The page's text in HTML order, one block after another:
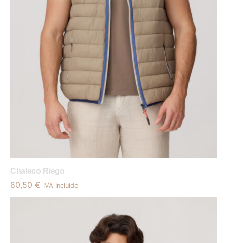
Chaleco Riego
80,50 € IVA Incluido